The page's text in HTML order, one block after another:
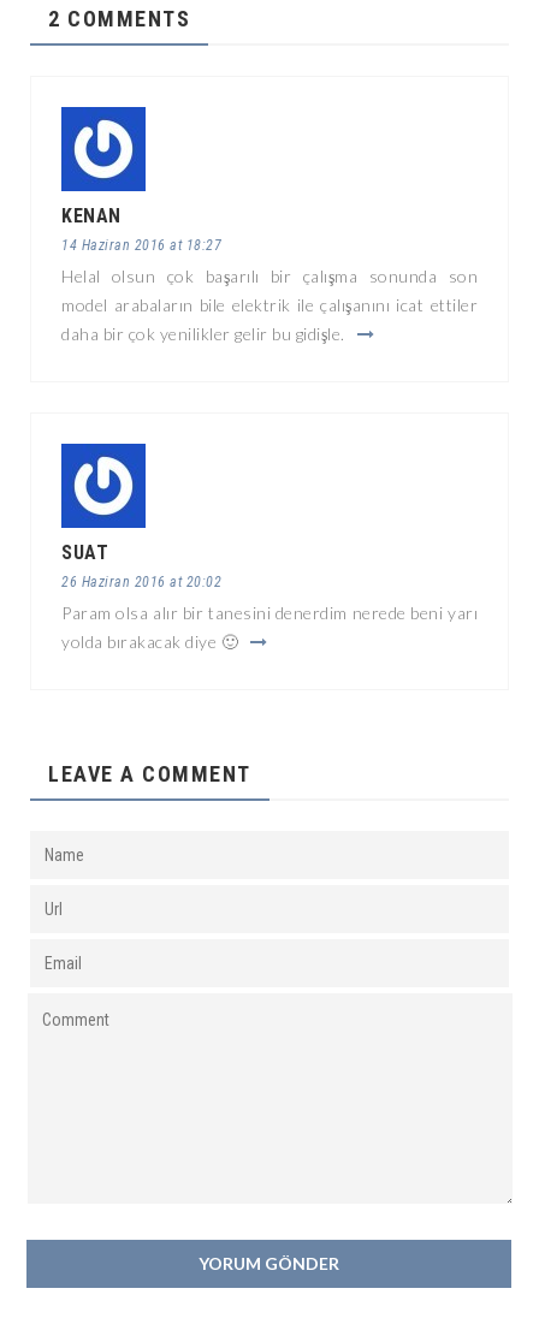
2 COMMENTS
KENAN
14 Haziran 2016 at 18:27
Helal olsun çok başarılı bir çalışma sonunda son
model arabaların bile elektrik ile çalışanını icat ettiler
daha bir çok yenilikler gelir bu gidişle.
SUAT
26 Haziran 2016 at 20:02
Param olsa alır bir tanesini denerdim nerede beni yarı
yolda bırakacak diye 🙂
LEAVE A COMMENT